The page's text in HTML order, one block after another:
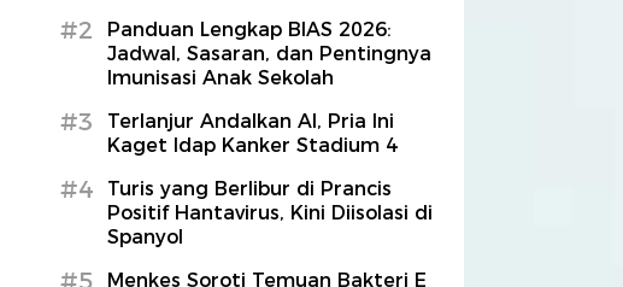
#2
Panduan Lengkap BIAS 2026:
Jadwal, Sasaran, dan Pentingnya
Imunisasi Anak Sekolah
#3
Terlanjur Andalkan AI, Pria Ini
Kaget Idap Kanker Stadium 4
#4
Turis yang Berlibur di Prancis
Positif Hantavirus, Kini Diisolasi di
Spanyol
#5
Menkes Soroti Temuan Bakteri E